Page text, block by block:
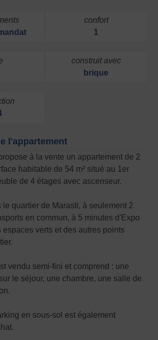
confort
1
construit avec
brique
l'appartement
à la vente un appartement de 2
habitable de 54 m² situé au 1er
de 4 étages avec ascenseur.
le quartier de Marasti, à seulement 2
en commun, à 5 minutes d'Expo
espaces verts et des autres points
vendu semi-fini et comprend : une
le séjour, une chambre, une salle de
en sous-sol est également